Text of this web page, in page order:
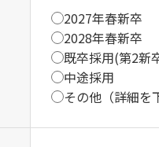
2027年春新卒
2028年春新卒
既卒採用(第2新
中途採用
その他（詳細を